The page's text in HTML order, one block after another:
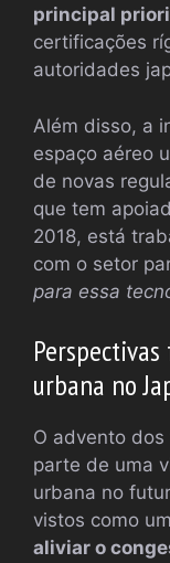
principal
certificações
autoridades
Além disso, a
espaço aéreo
de novas
que tem
2018, está
com o setor
para essa
urbana no
O advento
parte de uma
urbana no
vistos como
aliviar o